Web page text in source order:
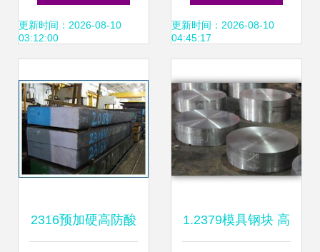
钢现货批发与精料
更新时间：2026-08-10
03:12:00
选
更新时间：2026-08-10
04:45:17
2316预加硬高防酸 1.2379模具钢块 高